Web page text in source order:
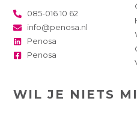
085-016 10 62
info@penosa.nl
Penosa
Penosa
WIL JE NIETS